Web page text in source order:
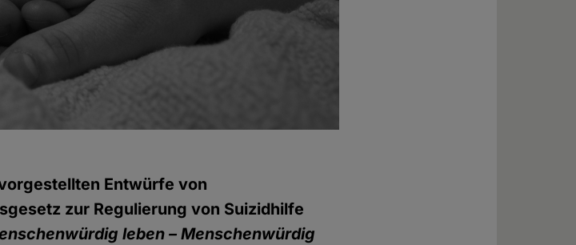
Entwürfe von
zur Regulierung von Suizidhilfe
leben – Menschenwürdig